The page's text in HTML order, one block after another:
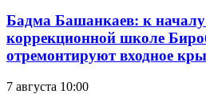
Бадма Башанкаев: к началу
коррекционной школе
отремонтируют входное
7 августа 10:00